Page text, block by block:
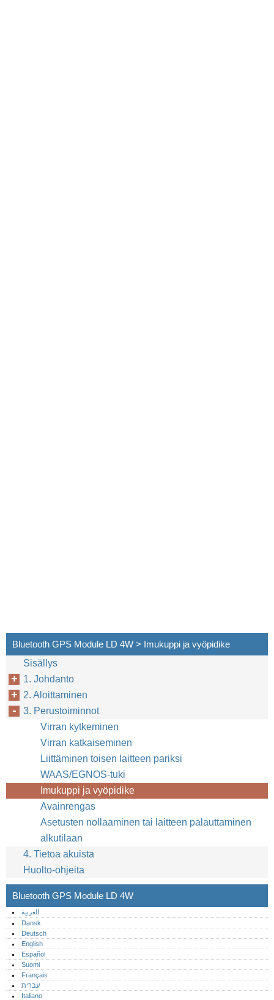
Bluetooth GPS Module LD 4W > Imukuppi ja vyöpidike
Sisällys
1. Johdanto
2. Aloittaminen
3. Perustoiminnot
Virran kytkeminen
Virran katkaiseminen
Liittäminen toisen laitteen pariksi
WAAS/EGNOS-tuki
Imukuppi ja vyöpidike
Avainrengas
Asetusten nollaaminen tai laitteen palauttaminen
alkutilaan
4. Tietoa akuista
Huolto-ohjeita
Bluetooth GPS Module LD 4W
العربية
Dansk
Deutsch
English
Español
Suomi
Français
עברית
Italiano